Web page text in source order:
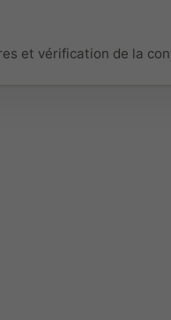
et vérification de la